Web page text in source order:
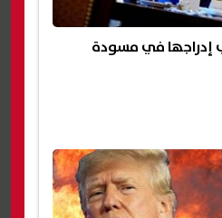
إدراجها في مسودة